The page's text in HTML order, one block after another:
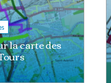
la carte des